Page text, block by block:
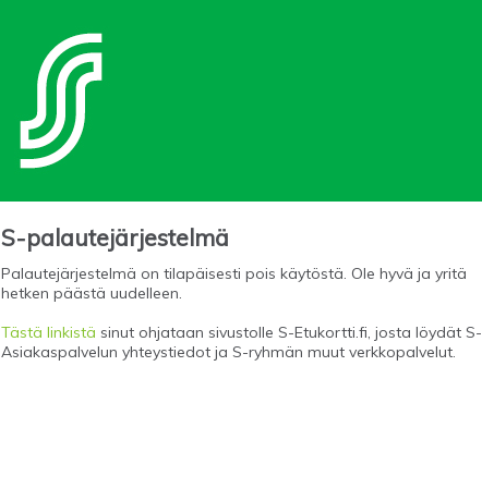
S-palautejärjestelmä
Palautejärjestelmä on tilapäisesti pois käytöstä. Ole hyvä ja yritä
hetken päästä uudelleen.
Tästä linkistä sinut ohjataan sivustolle S-Etukortti.fi, josta löydät S-
Asiakaspalvelun yhteystiedot ja S-ryhmän muut verkkopalvelut.